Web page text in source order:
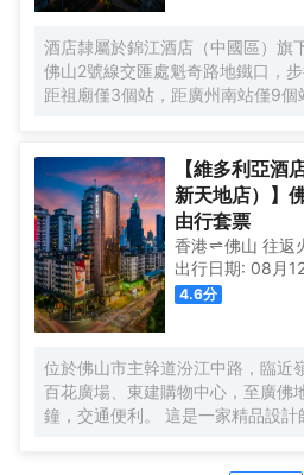
品、智慧客控系統以及百兆無線網
2F），自助免費洗衣房（5座1F）
居，家庭親子，團建轟趴及獨處休憩的上
方來，不亦樂乎！ 我們將竭誠您
酒店隸屬於錦江酒店（中國區）旗
佛山2號線交匯處魁奇路地鐵口，
距祖廟僅3個站，距廣州南站僅9個
遠，地理位置優越，交通十分便
平方，有着方便快捷的地面以及地
配套面積近25000平方，擁有智能
36樓高樓層，客房擁有全景緻落地
山新城美麗風光；“極目禪天遠，相
窗簾、霧化玻璃、一鍵智能燈光控
速寬帶網絡、37樓自助洗衣房（全
機），9個大、中、小型會議廳，
泰式按摩SPA，5樓健身會所，配
商務接待、會務服務所有需求，彰
性化魅力。
【維多利亞酒
新天地店）】
由行套票
香港 佛山 往返
出行日期: 08月
4.6分
位於佛山市主幹道汾江中路，臨近
百花廣場、東建購物中心，至廣佛
鐘，交通便利。 這是一家精品設計